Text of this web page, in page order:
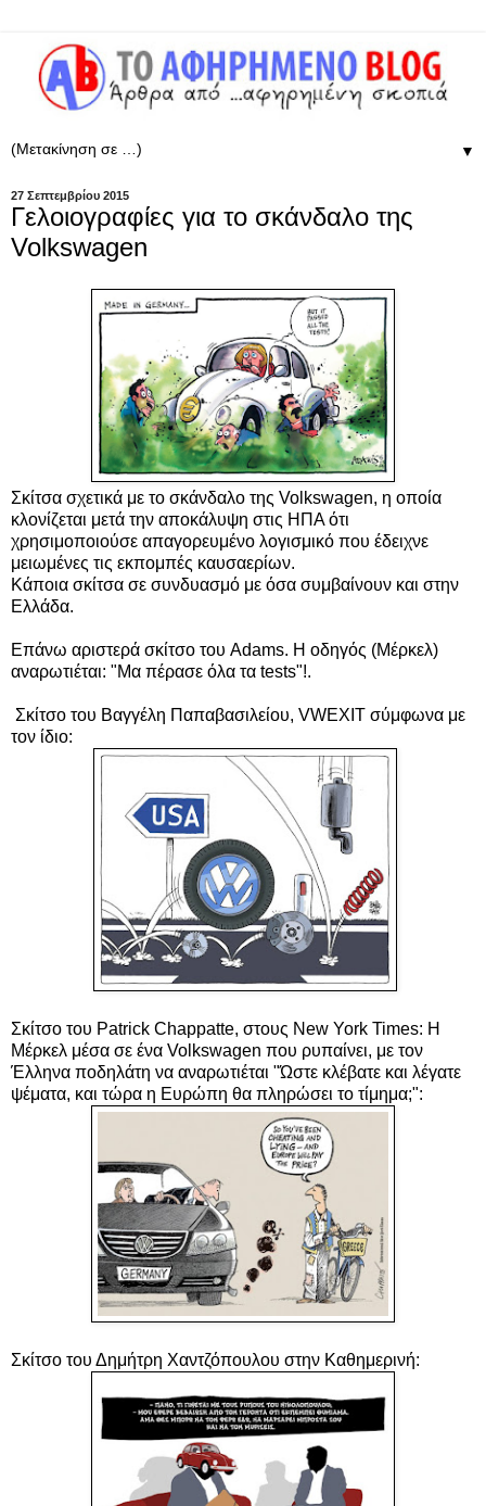
▼
27 Σεπτεμβρίου 2015
Γελοιογραφίες για το σκάνδαλο της
Volkswagen
Σκίτσα σχετικά με το σκάνδαλο της Volkswagen, η οποία
κλονίζεται μετά την αποκάλυψη στις ΗΠΑ ότι
χρησιμοποιούσε απαγορευμένο λογισμικό που έδειχνε
μειωμένες τις εκπομπές καυσαερίων.
Κάποια σκίτσα σε συνδυασμό με όσα συμβαίνουν και στην
Ελλάδα.
Επάνω αριστερά σκίτσο του Adams. Η οδηγός (Μέρκελ)
αναρωτιέται: "Μα πέρασε όλα τα tests"!.
Σκίτσο του Βαγγέλη Παπαβασιλείου, VWEXIT σύμφωνα με
τον ίδιο:
Σκίτσο του Patrick Chappatte, στους New York Times: Η
Μέρκελ μέσα σε ένα Volkswagen που ρυπαίνει, με τον
Έλληνα ποδηλάτη να αναρωτιέται "Ώστε κλέβατε και λέγατε
ψέματα, και τώρα η Ευρώπη θα πληρώσει το τίμημα;":
Σκίτσο του Δημήτρη Χαντζόπουλου στην Καθημερινή: